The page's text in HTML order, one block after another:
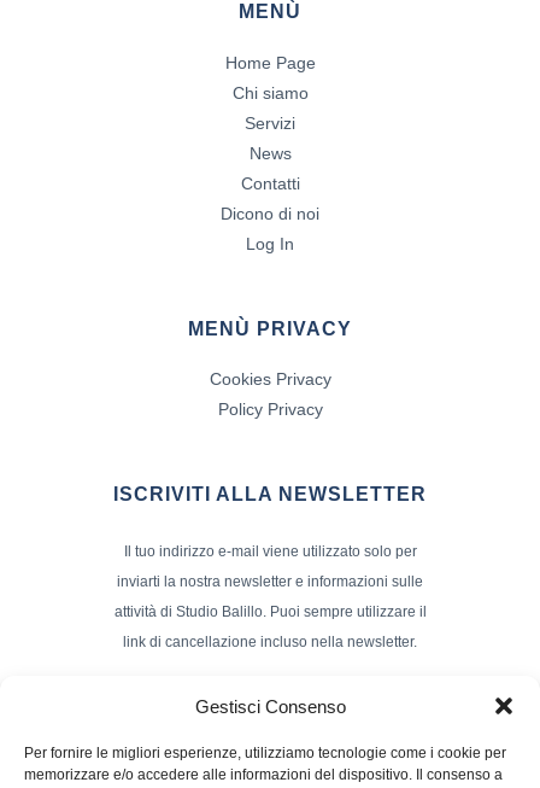
Gestisci Consenso
Per fornire le migliori esperienze, utilizziamo tecnologie come i cookie per
memorizzare e/o accedere alle informazioni del dispositivo. Il consenso a
MENÙ
Home Page
Chi siamo
Servizi
News
Contatti
Dicono di noi
Log In
MENÙ PRIVACY
Cookies Privacy
Policy Privacy
ISCRIVITI ALLA NEWSLETTER
Il tuo indirizzo e-mail viene utilizzato solo per
inviarti la nostra newsletter e informazioni sulle
attività di Studio Balillo. Puoi sempre utilizzare il
link di cancellazione incluso nella newsletter.
Nome e Cognome